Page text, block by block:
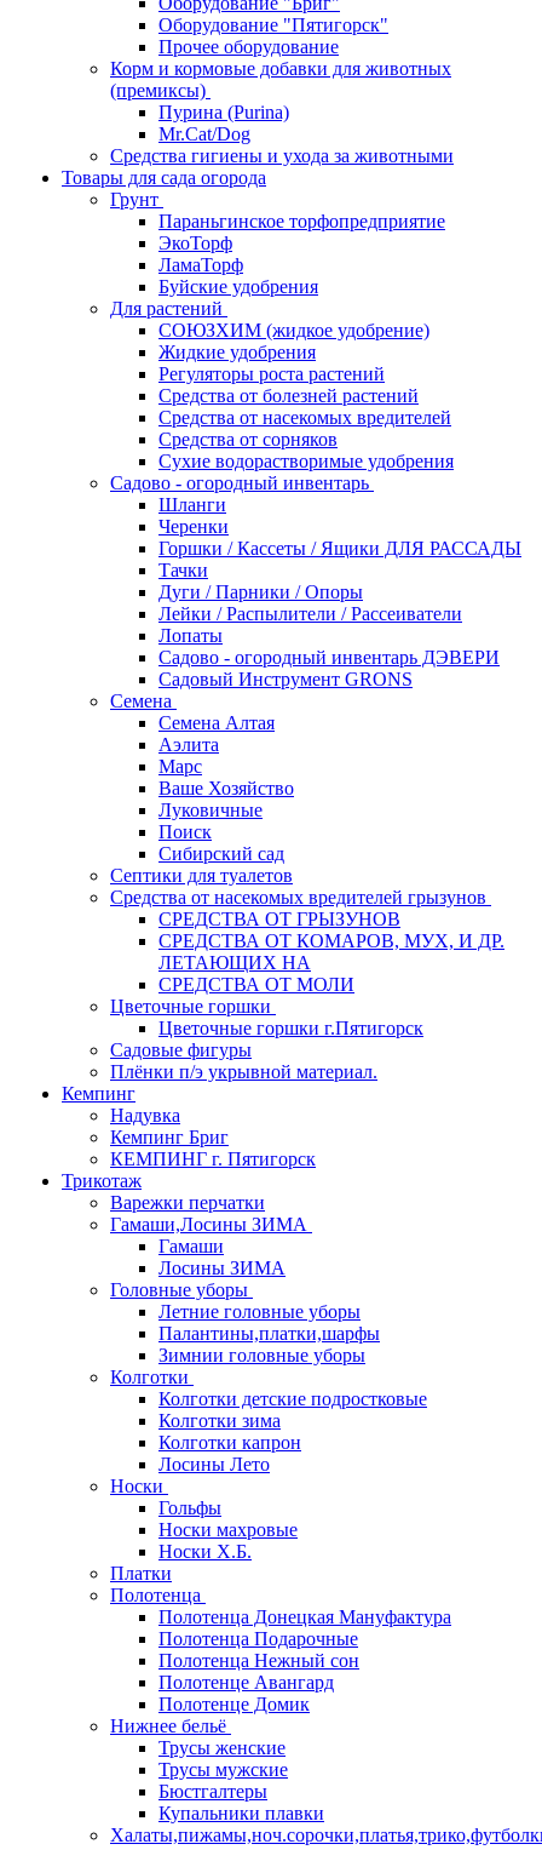
Оборудование "Пятигорск"
Прочее оборудование
Корм и кормовые добавки для животных
(премиксы)
Пурина (Purina)
Mr.Cat/Dog
Средства гигиены и ухода за животными
Товары для сада огорода
Грунт
Параньгинское торфопредприятие
ЭкоТорф
ЛамаТорф
Буйские удобрения
Для растений
СОЮЗХИМ (жидкое удобрение)
Жидкие удобрения
Регуляторы роста растений
Средства от болезней растений
Средства от насекомых вредителей
Средства от сорняков
Сухие водорастворимые удобрения
Садово - огородный инвентарь
Шланги
Черенки
Горшки / Кассеты / Ящики ДЛЯ РАССАДЫ
Тачки
Дуги / Парники / Опоры
Лейки / Распылители / Рассеиватели
Лопаты
Садово - огородный инвентарь ДЭВЕРИ
Садовый Инструмент GRONS
Семена
Семена Алтая
Аэлита
Марс
Ваше Хозяйство
Луковичные
Поиск
Сибирский сад
Септики для туалетов
Средства от насекомых вредителей грызунов
СPEДСТВА ОТ ГРЫЗУНОВ
СРЕДСТВА ОТ КОМАРОВ, МУХ, И ДР.
ЛЕТАЮЩИХ НА
СРЕДСТВА ОТ МОЛИ
Цветочные горшки
Цветочные горшки г.Пятигорск
Садовые фигуры
Плёнки п/э укрывной материал.
Кемпинг
Надувка
Кемпинг Бриг
КЕМПИНГ г. Пятигорск
Трикотаж
Варежки перчатки
Гамаши,Лосины ЗИМА
Гамаши
Лосины ЗИМА
Головные уборы
Летние головные уборы
Палантины,платки,шарфы
Зимнии головные уборы
Колготки
Колготки детские подростковые
Колготки зима
Колготки капрон
Лосины Лето
Носки
Гольфы
Носки махровые
Носки Х.Б.
Платки
Полотенца
Полотенца Донецкая Мануфактура
Полотенца Подарочные
Полотенца Нежный сон
Полотенце Авангард
Полотенце Домик
Нижнее бельё
Трусы женские
Трусы мужские
Бюстгалтеры
Купальники плавки